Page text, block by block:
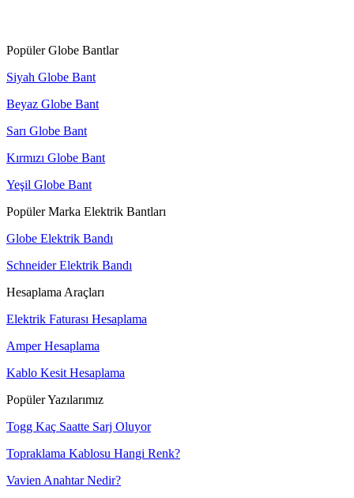
Popüler Globe Bantlar
Siyah Globe Bant
Beyaz Globe Bant
Sarı Globe Bant
Kırmızı Globe Bant
Yeşil Globe Bant
Popüler Marka Elektrik Bantları
Globe Elektrik Bandı
Schneider Elektrik Bandı
Hesaplama Araçları
Elektrik Faturası Hesaplama
Amper Hesaplama
Kablo Kesit Hesaplama
Popüler Yazılarımız
Togg Kaç Saatte Sarj Oluyor
Topraklama Kablosu Hangi Renk?
Vavien Anahtar Nedir?